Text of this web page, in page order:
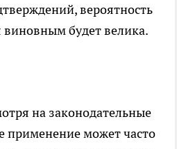
вероятность
будет велика.
на законодательные
применение может часто